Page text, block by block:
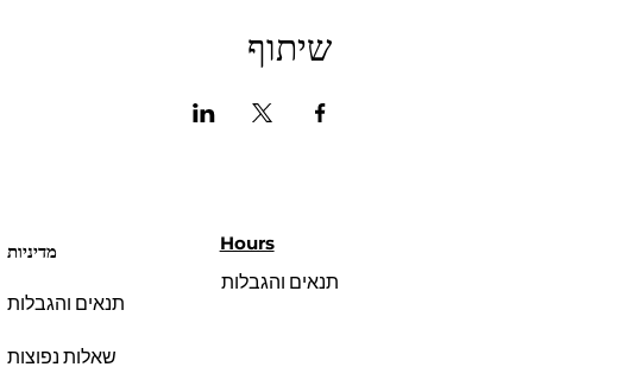
שיתוף
מדיניות
תנאים והגבלות
שאלות נפוצות
Hours
תנאים והגבלות